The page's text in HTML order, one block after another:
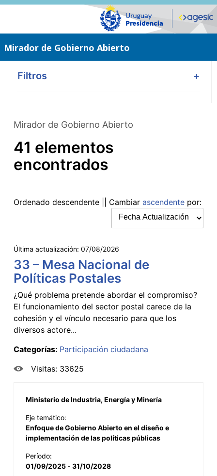
Saltar
Mirador de Gobierno Abierto
Filtros +
Mirador de Gobierno Abierto
41 elementos
encontrados
Ordenado descendente || Cambiar ascendente por:
Última actualización: 07/08/2026
33 – Mesa Nacional de
Políticas Postales
¿Qué problema pretende abordar el compromiso?
El funcionamiento del sector postal carece de la
cohesión y el vínculo necesario para que los
diversos actore...
Categorías: Participación ciudadana
Visitas: 33625
Ministerio de Industria, Energía y Minería
Eje temático:
Enfoque de Gobierno Abierto en el diseño e
implementación de las políticas públicas
Período:
01/09/2025 - 31/10/2028